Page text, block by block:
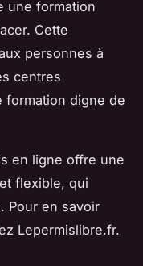
une formation
Cette
personnes à
centres
formation digne de
en ligne offre une
flexible, qui
Pour en savoir
Lepermislibre.fr.